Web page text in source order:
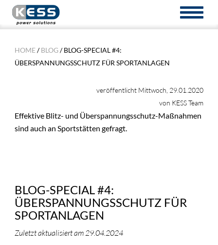
HOME/BLOG/ BLOG-SPECIAL #4:
ÜBERSPANNUNGSSCHUTZ FÜR SPORTANLAGEN
veröffentlicht Mittwoch, 29.01.2020
von KESS Team
Effektive Blitz- und Überspannungsschutz-Maßnahmen
sind auch an Sportstätten gefragt.
BLOG-SPECIAL #4:
ÜBERSPANNUNGSSCHUTZ FÜR
SPORTANLAGEN
Zuletzt aktualisiert am 29.04.2024